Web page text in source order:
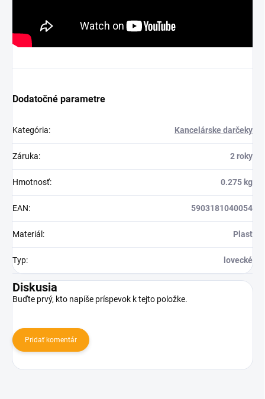
Dodatočné parametre
Kategória: Kancelárske darčeky
Záruka: 2 roky
Hmotnosť: 0.275 kg
EAN: 5903181040054
Materiál : Plast
Typ: lovecké
Diskusia
Buďte prvý, kto napíše príspevok k tejto položke.
Pridať komentár